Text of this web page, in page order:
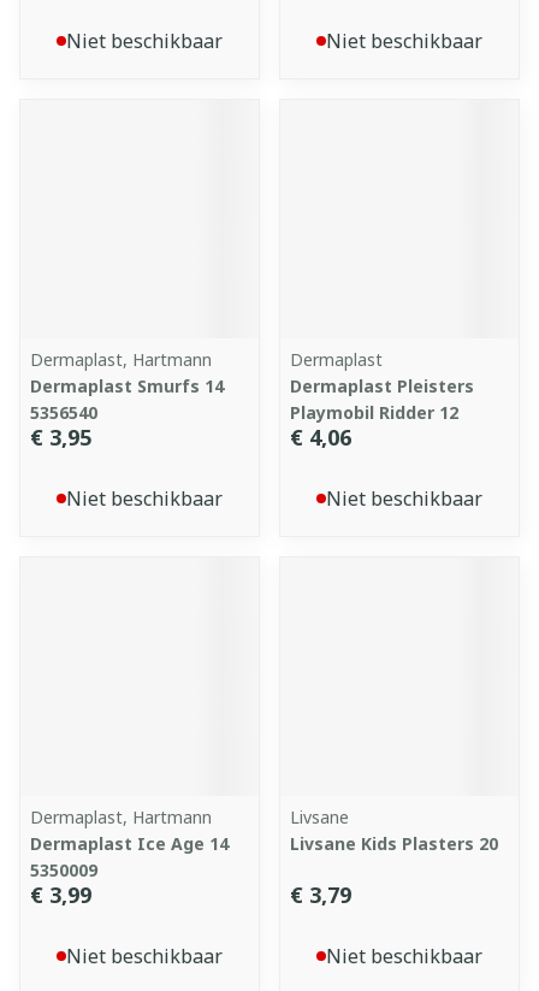
Niet beschikbaar Niet beschikbaar
Dermaplast, Hartmann
Dermaplast Smurfs 14
5356540
€ 3,95
Niet beschikbaar
Dermaplast
Dermaplast Pleisters
Playmobil Ridder 12
€ 4,06
Niet beschikbaar
Dermaplast, Hartmann
Dermaplast Ice Age 14
5350009
€ 3,99
Niet beschikbaar
Livsane
Livsane Kids Plasters 20
€ 3,79
Niet beschikbaar